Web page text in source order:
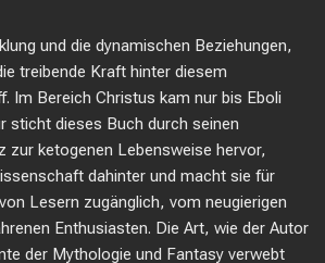
und die dynamischen Beziehungen,
treibende Kraft hinter diesem
Im Bereich Christus kam nur bis Eboli
sticht dieses Buch durch seinen
zur ketogenen Lebensweise hervor,
dahinter und macht sie für
Lesern zugänglich, vom neugierigen
Enthusiasten. Die Art, wie der Autor
der Mythologie und Fantasy verwebt